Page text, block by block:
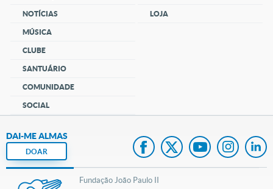
NOTÍCIAS
MÚSICA
CLUBE
SANTUÁRIO
COMUNIDADE
SOCIAL
LOJA
DAI-ME ALMAS
DOAR
Fundação João Paulo II